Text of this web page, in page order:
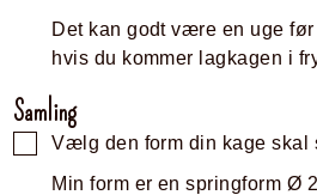
Det kan godt være en uge
hvis du kommer lagkagen i
Samling
Vælg den form din kage skal
Min form er en springform Ø